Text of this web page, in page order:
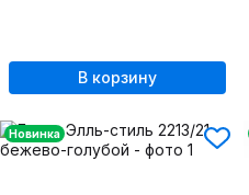
В корзину
Новинка